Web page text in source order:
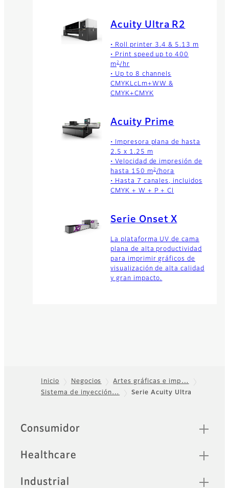
Acuity Ultra R2
• Roll printer 3.4 & 5.13 m
• Print speed up to 400
m2 /hr
• Up to 8 channels
CMYKLcLm+WW &
CMYK+CMYK
Acuity Prime
• Impresora plana de hasta
2.5 x 1.25 m
• Velocidad de impresión de
hasta 150 m2/hora
• Hasta 7 canales, incluidos
CMYK + W + P + Cl
Serie Onset X
La plataforma UV de cama
plana de alta productividad
para imprimir gráficos de
visualización de alta calidad
y gran impacto.
Footer
Inicio Negocios
Artes gráficas e imp…
Sistema de inyección…
Serie Acuity Ultra
Sitemap
Consumidor
Healthcare
Industrial